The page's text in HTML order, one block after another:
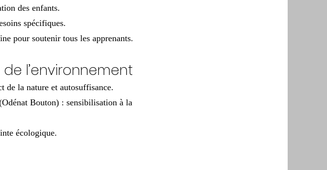
des enfants.
spécifiques.
pour soutenir tous les apprenants.
l’environnement
de la nature et autosuffisance.
Bouton) : sensibilisation à la
écologique.